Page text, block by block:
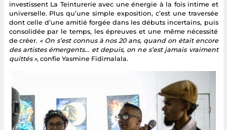
investissent La Teinturerie avec une énergie à la fois intime et
universelle. Plus qu’une simple exposition, c’est une traversée
dont celle d’une amitié forgée dans les débuts incertains, puis
consolidée par le temps, les épreuves et une même nécessité
de créer. « On s’est connus à nos 20 ans, quand on était encore
des artistes émergents… et depuis, on ne s’est jamais vraiment
quittés », confie Yasmine Fidimalala.